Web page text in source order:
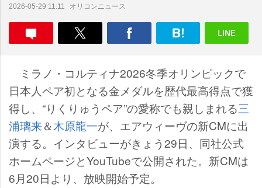
2026-05-29 11:11 オリコンニュース
ミラノ・コルティナ2026冬季オリンピックで
日本人ペア初となる金メダルを歴代最高得点で獲
得し、“りくりゅうペア”の愛称でも親しまれる三
浦璃来＆木原龍一が、エアウィーヴの新CMに出
演する。インタビューがきょう29日、同社公式
ホームページとYouTubeで公開された。新CMは
6月20日より、放映開始予定。